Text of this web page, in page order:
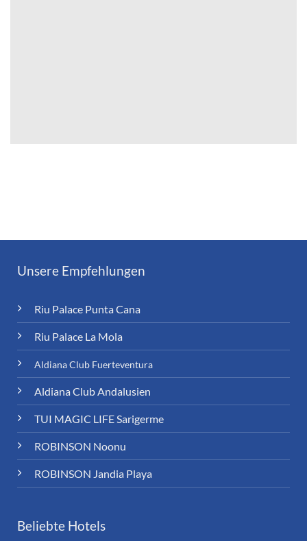
Unsere Empfehlungen
Riu Palace Punta Cana
Riu Palace La Mola
Aldiana Club Fuerteventura
Aldiana Club Andalusien
TUI MAGIC LIFE Sarigerme
ROBINSON Noonu
ROBINSON Jandia Playa
Beliebte Hotels